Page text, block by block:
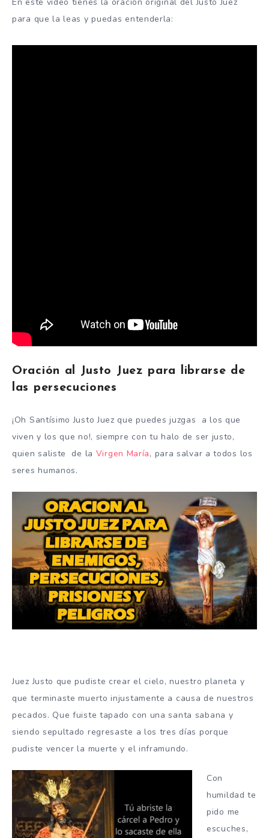
En este vídeo tienes la oración original del Justo Juez
para que la leas y puedas entenderla:
Oración al Justo Juez para librarse de
las persecuciones
¡Oh Santísimo Justo Juez que puedes juzgas a los que
viven y los que no!, siempre con tu halo de ser justo,
quien saliste de la Virgen María, para salvar a todos los
seres humanos.
Juez Justo que pudiste crear el cielo, nuestro planeta y
que terminaste muerto injustamente a causa de nuestros
pecados. Que fuiste tapado con una santa sabana y
siendo sepultado regresaste a los tres días porque
pudiste vencer la muerte y el inframundo.
Con
humildad te
pido me
escuches,